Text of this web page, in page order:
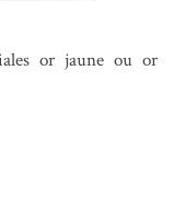
or jaune ou or